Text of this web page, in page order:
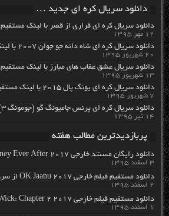
دانلود سریال کره ای جدید …
دانلود سریال کره ای فراری از قصر با لینک مستقیم
۱۲ مهر ۱۳۹۵
دانلود سریال کره ای شاه دائه جو جوان ۲۰۰۷ با لینک مستقیم
۲۰ شهریور ۱۳۹۵
دانلود سریال عشق عقاب های مبارز با لینک مستقیم
۱۳ شهریور ۱۳۹۵
دانلود سریال کره ای یونگ پال ۲۰۱۵ با لینک مستقیم
۷ شهریور ۱۳۹۵
دانلود سریال کره ای پرنس جامیونگ گو (جومونگ ۳) با لینک مستقیم
۱۴ تیر ۱۳۹۵
پربازدیدترین مطالب هفته
دانلود رایگان مسنتد خارجی Britney Ever After 2017 با لینک مستقیم
۳ اسفند ۱۳۹۵
دانلود مستقیم فیلم خارجی OK Jaanu 2017 از سرور سایت
۲ اسفند ۱۳۹۵
دانلود مستقیم فیلم خارجی John Wick: Chapter 2 2017 از سرور سایت
۱ اسفند ۱۳۹۵